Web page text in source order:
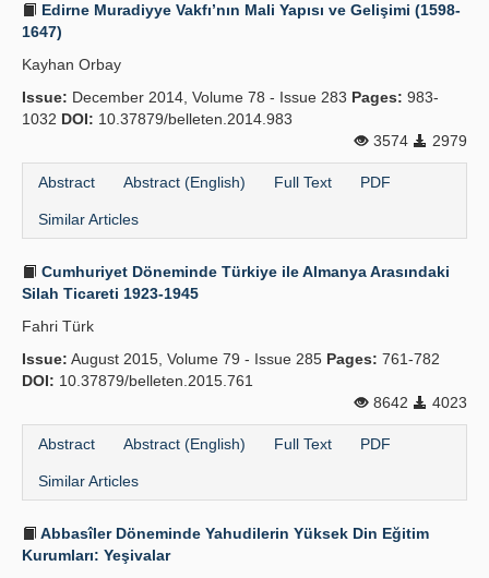
Edirne Muradiyye Vakfı’nın Mali Yapısı ve Gelişimi (1598-
1647)
Kayhan Orbay
Issue: December 2014, Volume 78 - Issue 283 Pages: 983-
1032 DOI: 10.37879/belleten.2014.983
3574
2979
Abstract Abstract (English) Full Text PDF
Similar Articles
Cumhuriyet Döneminde Türkiye ile Almanya Arasındaki
Silah Ticareti 1923-1945
Fahri Türk
Issue: August 2015, Volume 79 - Issue 285 Pages: 761-782
DOI: 10.37879/belleten.2015.761
8642
4023
Abstract Abstract (English) Full Text PDF
Similar Articles
Abbasîler Döneminde Yahudilerin Yüksek Din Eğitim
Kurumları: Yeşivalar